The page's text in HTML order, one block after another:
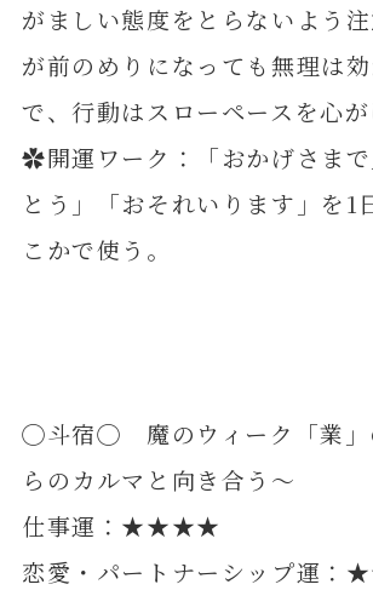
がましい態度をとらないよう
が前のめりになっても無理は
で、行動はスローペースを心が
✿開運ワーク：「おかげさま
とう」「おそれいります」を1
こかで使う。
◯斗宿◯ 魔のウィーク「業」
らのカルマと向き合う～
仕事運：★★★★
恋愛・パートナーシップ運：